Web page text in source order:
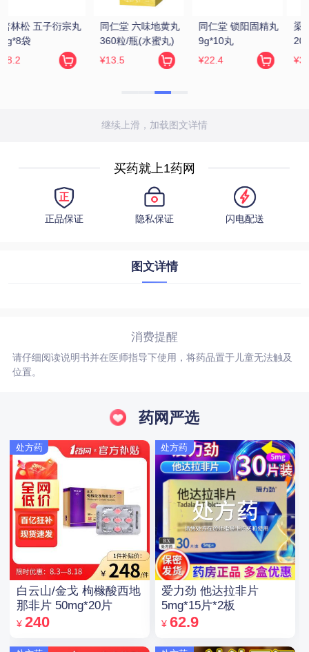
梁湖 六味地黄丸
200丸/瓶
¥3.65
万年青 固精补肾丸
150丸
¥198
金水宝 金水宝胶囊
0.33g*9粒*12板
¥72.17
继续上滑，加载图文详情
买药就上1药网
正品保证 隐私保证 闪电配送
图文详情
消费提醒
请仔细阅读说明书并在医师指导下使用，将药品置于儿童无法触及
位置。
药网严选
处方药
白云山/金戈 枸橼酸西地
那非片 50mg*20片
¥ 240
处方药
爱力劲 他达拉非片
5mg*15片*2板
¥ 62.9